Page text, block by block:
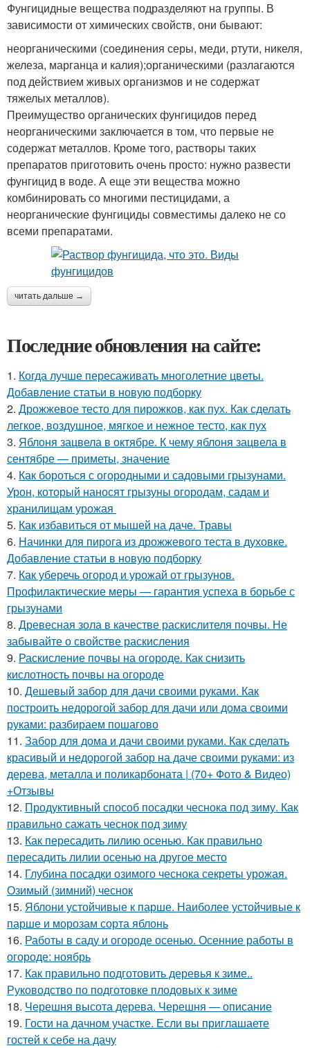
Фунгицидные вещества подразделяют на группы. В
зависимости от химических свойств, они бывают:
неорганическими (соединения серы, меди, ртути, никеля,
железа, марганца и калия);органическими (разлагаются
под действием живых организмов и не содержат
тяжелых металлов).
Преимущество органических фунгицидов перед
неорганическими заключается в том, что первые не
содержат металлов. Кроме того, растворы таких
препаратов приготовить очень просто: нужно развести
фунгицид в воде. А еще эти вещества можно
комбинировать со многими пестицидами, а
неорганические фунгициды совместимы далеко не со
всеми препаратами.
читать дальше →
Последние обновления на сайте:
1. Когда лучше пересаживать многолетние цветы.
Добавление статьи в новую подборку
2. Дрожжевое тесто для пирожков, как пух. Как сделать
легкое, воздушное, мягкое и нежное тесто, как пух
3. Яблоня зацвела в октябре. К чему яблоня зацвела в
сентябре — приметы, значение
4. Как бороться с огородными и садовыми грызунами.
Урон, который наносят грызуны огородам, садам и
хранилищам урожая
5. Как избавиться от мышей на даче. Травы
6. Начинки для пирога из дрожжевого теста в духовке.
Добавление статьи в новую подборку
7. Как уберечь огород и урожай от грызунов.
Профилактические меры — гарантия успеха в борьбе с
грызунами
8. Древесная зола в качестве раскислителя почвы. Не
забывайте о свойстве раскисления
9. Раскисление почвы на огороде. Как снизить
кислотность почвы на огороде
10. Дешевый забор для дачи своими руками. Как
построить недорогой забор для дачи или дома своими
руками: разбираем пошагово
11. Забор для дома и дачи своими руками. Как сделать
красивый и недорогой забор на даче своими руками: из
дерева, металла и поликарбоната | (70+ Фото & Видео)
+Отзывы
12. Продуктивный способ посадки чеснока под зиму. Как
правильно сажать чеснок под зиму
13. Как пересадить лилию осенью. Как правильно
пересадить лилии осенью на другое место
14. Глубина посадки озимого чеснока секреты урожая.
Озимый (зимний) чеснок
15. Яблони устойчивые к парше. Наиболее устойчивые к
парше и морозам сорта яблонь
16. Работы в саду и огороде осенью. Осенние работы в
огороде: ноябрь
17. Как правильно подготовить деревья к зиме..
Руководство по подготовке плодовых к зиме
18. Черешня высота дерева. Черешня — описание
19. Гости на дачном участке. Если вы приглашаете
гостей к себе на дачу